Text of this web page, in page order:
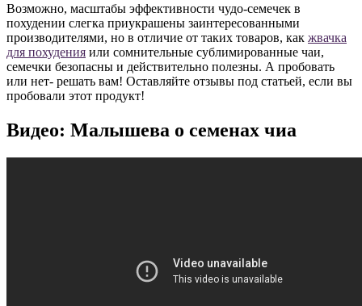
Возможно, масштабы эффективности чудо-семечек в
похудении слегка приукрашены заинтересованными
производителями, но в отличие от таких товаров, как жвачка
для похудения или сомнительные сублимированные чаи,
семечки безопасны и действительно полезны. А пробовать
или нет- решать вам! Оставляйте отзывы под статьей, если вы
пробовали этот продукт!
Видео: Малышева о семенах чиа